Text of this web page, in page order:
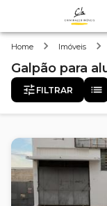
Home Imóveis
Galpão para
FILTRAR